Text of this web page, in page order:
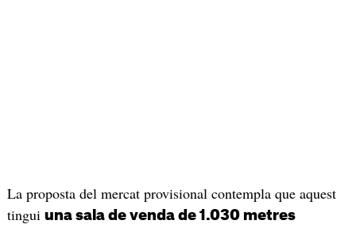
La proposta del mercat provisional contempla que aquest
tingui una sala de venda de 1.030 metres